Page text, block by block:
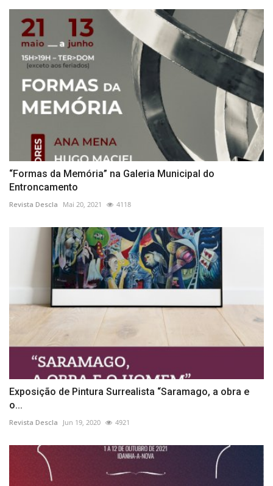
“Formas da Memória” na Galeria Municipal do
Entroncamento
Revista Descla Mai 20, 2021 4118
Exposição de Pintura Surrealista “Saramago, a obra e
o...
Revista Descla Jun 19, 2020 4921